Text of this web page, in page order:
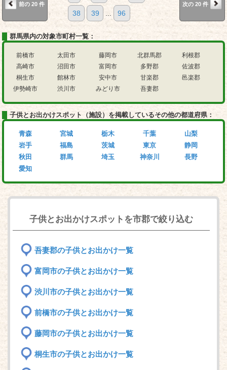
前の 20 件
38 39 96
次の 20 件
群馬県内の対象市町村一覧：
前橋市
高崎市
桐生市
伊勢崎市
太田市
沼田市
館林市
渋川市
藤岡市
富岡市
安中市
みどり市
北群馬郡
多野郡
甘楽郡
吾妻郡
利根郡
佐波郡
邑楽郡
子供とお出かけスポット（施設）を掲載しているその他の都道府県：
青森
岩手
秋田
愛知
宮城
福島
群馬
栃木
茨城
埼玉
千葉
東京
神奈川
山梨
静岡
長野
子供とお出かけスポットを市郡で絞り込む
吾妻郡の子供とお出かけ一覧
富岡市の子供とお出かけ一覧
渋川市の子供とお出かけ一覧
前橋市の子供とお出かけ一覧
藤岡市の子供とお出かけ一覧
桐生市の子供とお出かけ一覧